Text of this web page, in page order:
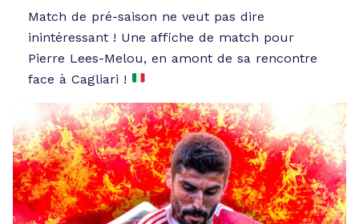
Match de pré-saison ne veut pas dire
inintéressant ! Une affiche de match pour
Pierre Lees-Melou, en amont de sa rencontre
face à Cagliari !